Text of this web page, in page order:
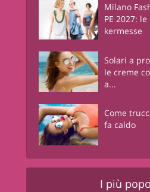
Milano
PE 2027:
kermesse
Solari a
le creme
a...
Come
fa caldo
I più